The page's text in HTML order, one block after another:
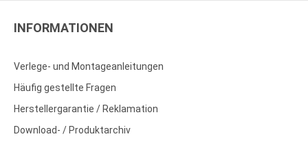
INFORMATIONEN
Verlege- und Montageanleitungen
Häufig gestellte Fragen
Herstellergarantie / Reklamation
Download- / Produktarchiv